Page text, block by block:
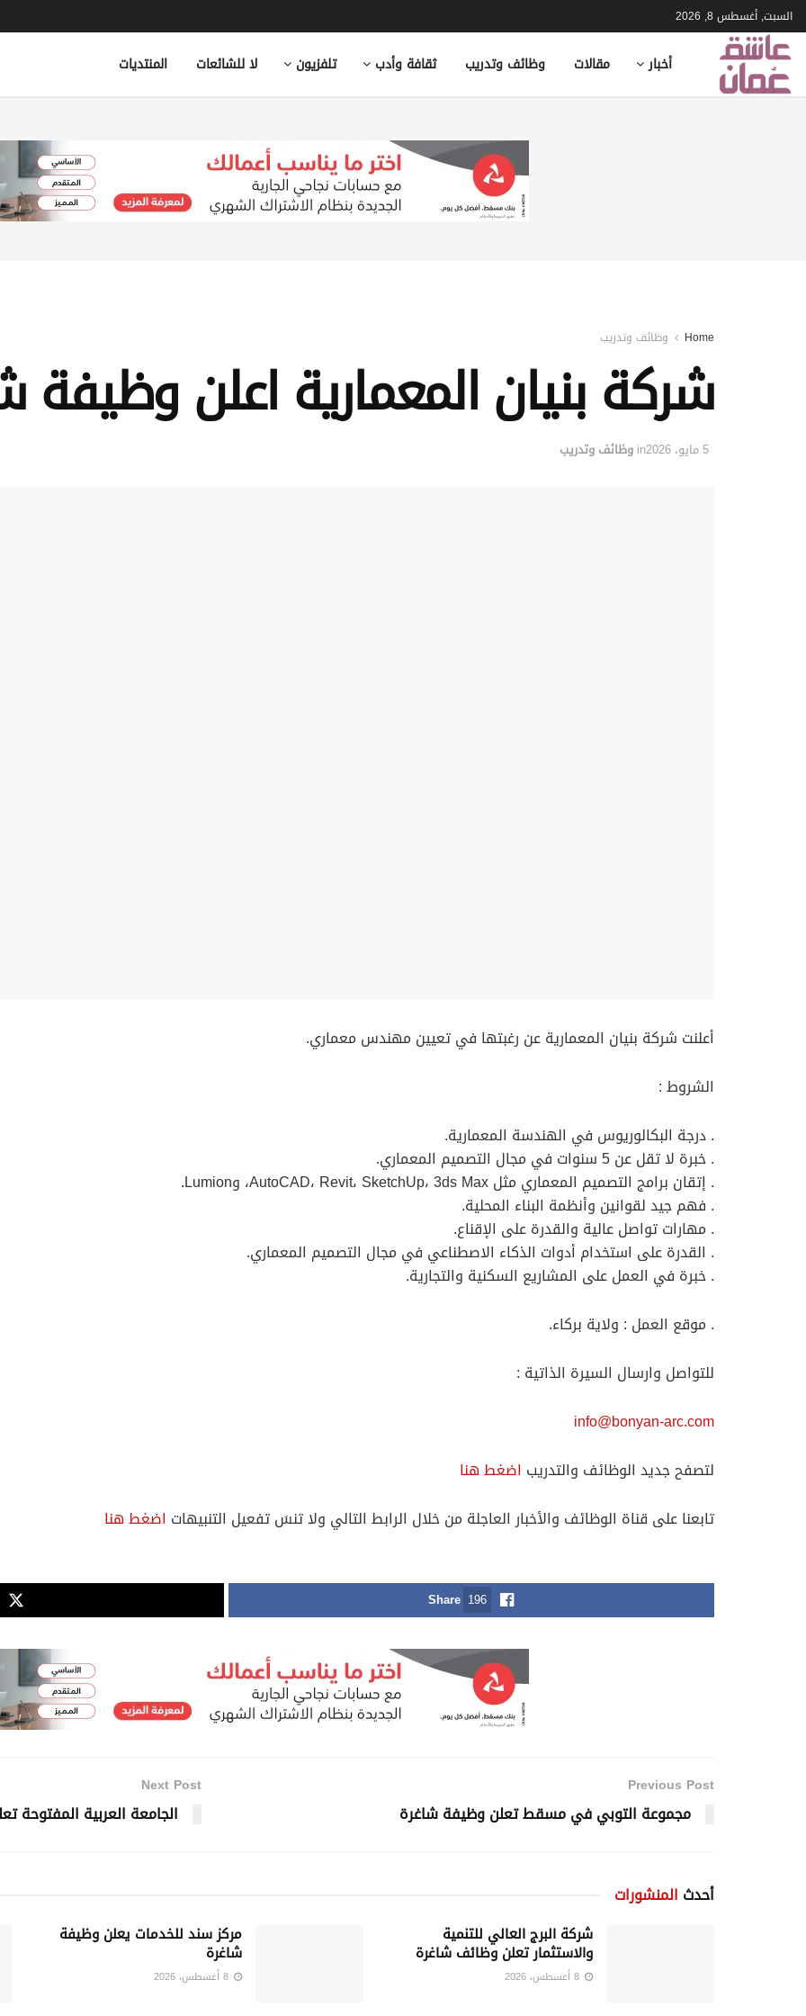
السبت, أغسطس 8, 2026
أخبار مقالات وظائف وتدريب ثقافة وأدب تلفزيون لا للشائعات المنتديات
Home وظائف وتدريب
شركة بنيان المعمارية اعلن وظيفة
5 مايو، 2026 in وظائف وتدريب
أعلنت شركة بنيان المعمارية عن رغبتها في تعيين مهندس معماري.
الشروط :
. درجة البكالوريوس في الهندسة المعمارية.
. خبرة لا تقل عن 5 سنوات في مجال التصميم المعماري.
. إتقان برامج التصميم المعماري مثل AutoCAD، Revit، SketchUp، 3ds Max، وLumion.
. فهم جيد لقوانين وأنظمة البناء المحلية.
. مهارات تواصل عالية والقدرة على الإقناع.
. القدرة على استخدام أدوات الذكاء الاصطناعي في مجال التصميم المعماري.
. خبرة في العمل على المشاريع السكنية والتجارية.
. موقع العمل : ولاية بركاء.
للتواصل وارسال السيرة الذاتية :
info@bonyan-arc.com
لتصفح جديد الوظائف والتدريب اضغط هنا
تابعنا على قناة الوظائف والأخبار العاجلة من خلال الرابط التالي ولا تنسَ تفعيل التنبيهات اضغط هنا
Share 196
Previous Post
مجموعة التوبي في مسقط تعلن وظيفة شاغرة
Next Post
الجامعة العربية المفتوحة
أحدث المنشورات
شركة البرج العالي للتنمية
والاستثمار تعلن وظائف شاغرة
مركز سند للخدمات يعلن وظيفة
شاغرة